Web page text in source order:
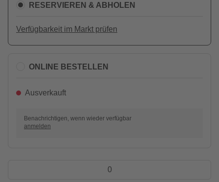
RESERVIEREN & ABHOLEN
Verfügbarkeit im Markt prüfen
ONLINE BESTELLEN
Ausverkauft
Benachrichtigen, wenn wieder verfügbar
anmelden